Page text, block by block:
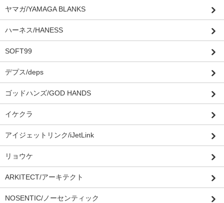
ヤマガ/YAMAGA BLANKS
ハーネス/HANESS
SOFT99
デプス/deps
ゴッドハンズ/GOD HANDS
イケクラ
アイジェットリンク/iJetLink
リョウケ
ARKITECT/アーキテクト
NOSENTIC/ノーセンティック